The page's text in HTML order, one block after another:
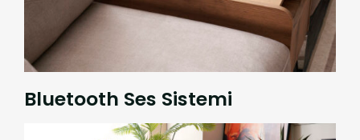
Bluetooth Ses Sistemi